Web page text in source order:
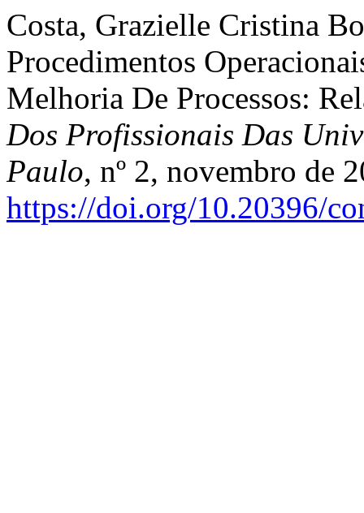
Costa, Grazielle Cristina
Procedimentos
Melhoria De Processos:
Dos Profissionais Das
Paulo, nº 2, novembro de
https://doi.org/10.20396/